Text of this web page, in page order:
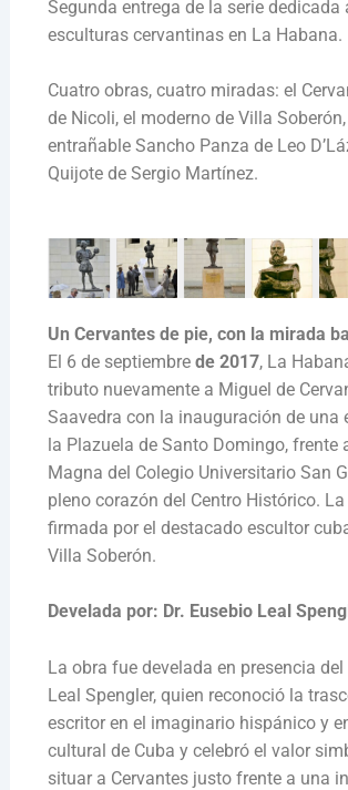
Segunda entrega de la serie dedicada
esculturas cervantinas en La Habana.
Cuatro obras, cuatro miradas: el
de Nicoli, el moderno de Villa Soberón,
entrañable Sancho Panza de Leo
Quijote de Sergio Martínez.
Un Cervantes de pie, con la mirada
El 6 de septiembre de 2017, La
tributo nuevamente a Miguel de
Saavedra con la inauguración de una
la Plazuela de Santo Domingo, frente
Magna del Colegio Universitario San
pleno corazón del Centro Histórico. La
firmada por el destacado escultor
Villa Soberón.
Develada por: Dr. Eusebio Leal
La obra fue develada en presencia del
Leal Spengler, quien reconoció la
escritor en el imaginario hispánico y
cultural de Cuba y celebró el valor
situar a Cervantes justo frente a una